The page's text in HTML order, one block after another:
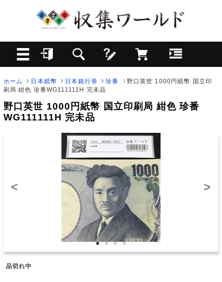
ホーム 日本紙幣 日本銀行券 珍番
野口英世 1000円紙幣 国立印
刷局 紺色 珍番WG111111H 完未品
野口英世 1000円紙幣 国立印刷局 紺色 珍番
WG111111H 完未品
< >
品切れ中